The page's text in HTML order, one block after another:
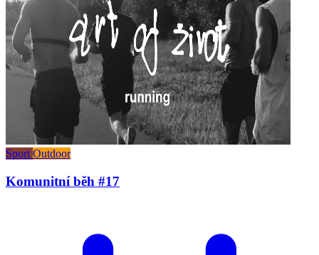
Sport Outdoor
Komunitní běh #17